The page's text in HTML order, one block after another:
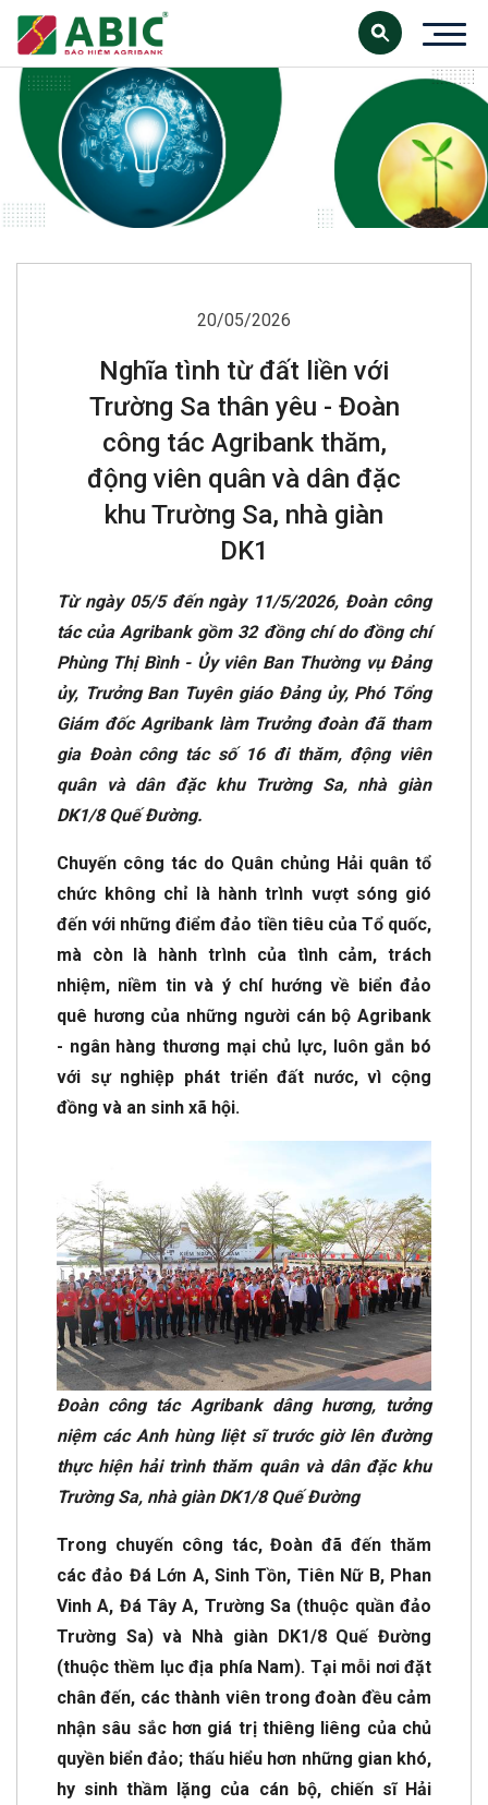
20/05/2026
Nghĩa tình từ đất liền với
Trường Sa thân yêu - Đoàn
công tác Agribank thăm,
động viên quân và dân đặc
khu Trường Sa, nhà giàn
DK1
Từ ngày 05/5 đến ngày 11/5/2026, Đoàn công
tác của Agribank gồm 32 đồng chí do đồng chí
Phùng Thị Bình - Ủy viên Ban Thường vụ Đảng
ủy, Trưởng Ban Tuyên giáo Đảng ủy, Phó Tổng
Giám đốc Agribank làm Trưởng đoàn đã tham
gia Đoàn công tác số 16 đi thăm, động viên
quân và dân đặc khu Trường Sa, nhà giàn
DK1/8 Quế Đường.
Chuyến công tác do Quân chủng Hải quân tổ
chức không chỉ là hành trình vượt sóng gió
đến với những điểm đảo tiền tiêu của Tổ quốc,
mà còn là hành trình của tình cảm, trách
nhiệm, niềm tin và ý chí hướng về biển đảo
quê hương của những người cán bộ Agribank
- ngân hàng thương mại chủ lực, luôn gắn bó
với sự nghiệp phát triển đất nước, vì cộng
đồng và an sinh xã hội.
Đoàn công tác Agribank dâng hương, tưởng
niệm các Anh hùng liệt sĩ trước giờ lên đường
thực hiện hải trình thăm quân và dân đặc khu
Trường Sa, nhà giàn DK1/8 Quế Đường
Trong chuyến công tác, Đoàn đã đến thăm
các đảo Đá Lớn A, Sinh Tồn, Tiên Nữ B, Phan
Vinh A, Đá Tây A, Trường Sa (thuộc quần đảo
Trường Sa) và Nhà giàn DK1/8 Quế Đường
(thuộc thềm lục địa phía Nam). Tại mỗi nơi đặt
chân đến, các thành viên trong đoàn đều cảm
nhận sâu sắc hơn giá trị thiêng liêng của chủ
quyền biển đảo; thấu hiểu hơn những gian khó,
hy sinh thầm lặng của cán bộ, chiến sĩ Hải